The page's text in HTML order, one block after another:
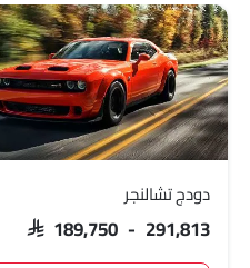
دودج تشالنجر
SAR 189,750 - 291,813